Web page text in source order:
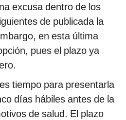
excusa dentro de los
de publicada la
en esta última
pues el plazo ya
tiempo para presentarla
días hábiles antes de la
de salud. El plazo